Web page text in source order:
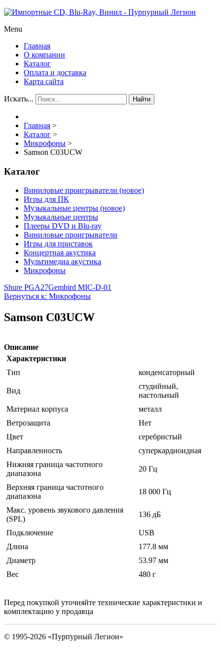
Menu
Главная
О компании
Каталог
Оплата и доставка
Карта сайта
Искать... Найти
Главная >
Каталог >
Микрофоны >
Samson C03UCW
Каталог
Виниловые проигрыватели (новое)
Игры для ПК
Музыкальные центры (новое)
Музыкальные центры
Плееры DVD и Blu-ray
Виниловые проигрыватели
Игры для приставок
Концертная акустика
Мультимедиа акустика
Микрофоны
Shure PGA27Gembird MIC-D-01
Вернуться к: Микрофоны
Samson C03UCW
Описание
Характеристики
Тип
конденсаторный
Вид
студийный,
настольный
Материал корпуса
металл
Ветрозащита
Нет
Цвет
серебристый
Направленность
суперкардиоидная
Нижняя граница частотного
диапазона
20 Гц
Верхняя граница частотного
диапазона
18 000 Гц
Макс. уровень звукового давления
(SPL)
136 дБ
Подключение
USB
Длина
177.8 мм
Диаметр
53.97 мм
Вес
480 г
Перед покупкой уточняйте технические характеристики и
комплектацию у продавца
© 1995-2026 «Пурпурный Легион»